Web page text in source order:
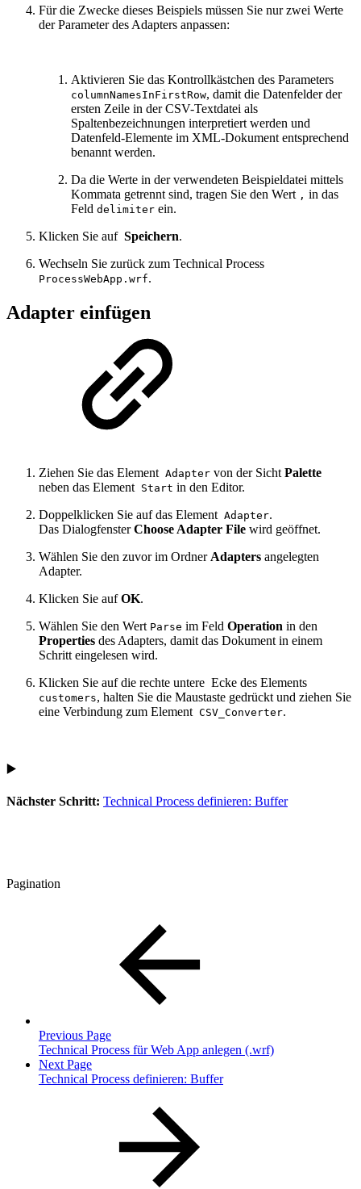
Für die Zwecke dieses Beispiels müssen Sie nur zwei Werte
der Parameter des Adapters anpassen:
Aktivieren Sie das Kontrollkästchen des Parameters
columnNamesInFirstRow, damit die Datenfelder der
ersten Zeile in der CSV-Textdatei als
Spaltenbezeichnungen interpretiert werden und
Datenfeld-Elemente im XML-Dokument entsprechend
benannt werden.
Da die Werte in der verwendeten Beispieldatei mittels
Kommata getrennt sind, tragen Sie den Wert , in das
Feld delimiter ein.
Klicken Sie auf Speichern.
Wechseln Sie zurück zum Technical Process
ProcessWebApp.wrf.
Adapter einfügen
Ziehen Sie das Element Adapter von der Sicht Palette
neben das Element Start in den Editor.
Doppelklicken Sie auf das Element Adapter.
Das DialogfensterChoose Adapter File wird geöffnet.
Wählen Sie den zuvor im Ordner Adapters angelegten
Adapter.
Klicken Sie aufOK.
Wählen Sie den Wert Parse im Feld Operation in den
Properties des Adapters, damit das Dokument in einem
Schritt eingelesen wird.
Klicken Sie auf die rechte untere Ecke des Elements
customers, halten Sie die Maustaste gedrückt und ziehen Sie
eine Verbindung zum Element CSV_Converter.
▶️
Nächster Schritt: Technical Process definieren: Buffer
Pagination
Previous Page
Technical Process für Web App anlegen (.wrf)
Next Page
Technical Process definieren: Buffer